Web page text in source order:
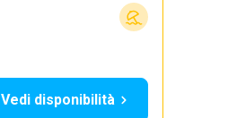
Vedi disponibilità